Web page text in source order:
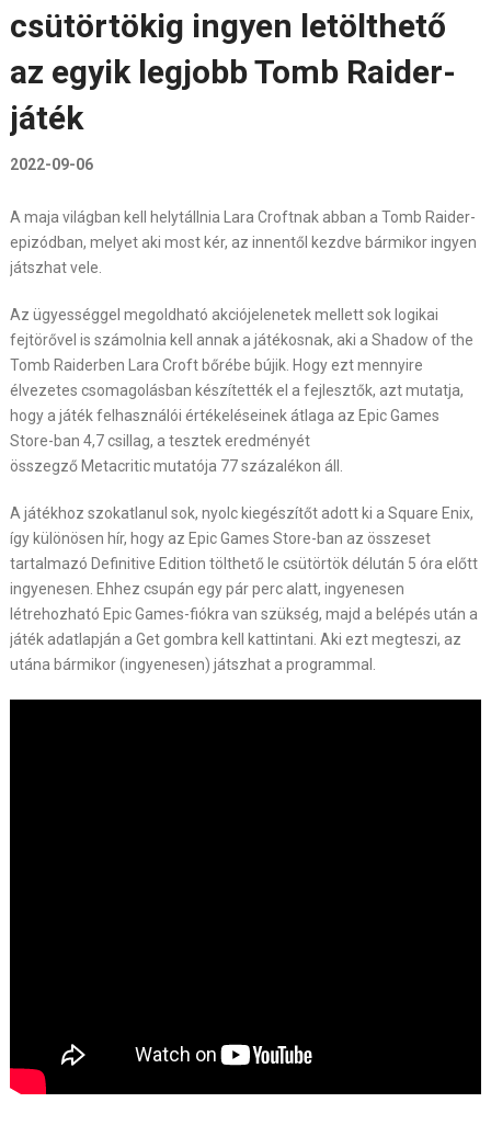
csütörtökig ingyen letölthető
az egyik legjobb Tomb Raider-
játék
2022-09-06
A maja világban kell helytállnia Lara Croftnak abban a Tomb Raider-
epizódban, melyet aki most kér, az innentől kezdve bármikor ingyen
játszhat vele.
Az ügyességgel megoldható akciójelenetek mellett sok logikai
fejtörővel is számolnia kell annak a játékosnak, aki a Shadow of the
Tomb Raiderben Lara Croft bőrébe bújik. Hogy ezt mennyire
élvezetes csomagolásban készítették el a fejlesztők, azt mutatja,
hogy a játék felhasználói értékeléseinek átlaga az Epic Games
Store-ban 4,7 csillag, a tesztek eredményét
összegző Metacritic mutatója 77 százalékon áll.
A játékhoz szokatlanul sok, nyolc kiegészítőt adott ki a Square Enix,
így különösen hír, hogy az Epic Games Store-ban az összeset
tartalmazó Definitive Edition tölthető le csütörtök délután 5 óra előtt
ingyenesen. Ehhez csupán egy pár perc alatt, ingyenesen
létrehozható Epic Games-fiókra van szükség, majd a belépés után a
játék adatlapján a Get gombra kell kattintani. Aki ezt megteszi, az
utána bármikor (ingyenesen) játszhat a programmal.